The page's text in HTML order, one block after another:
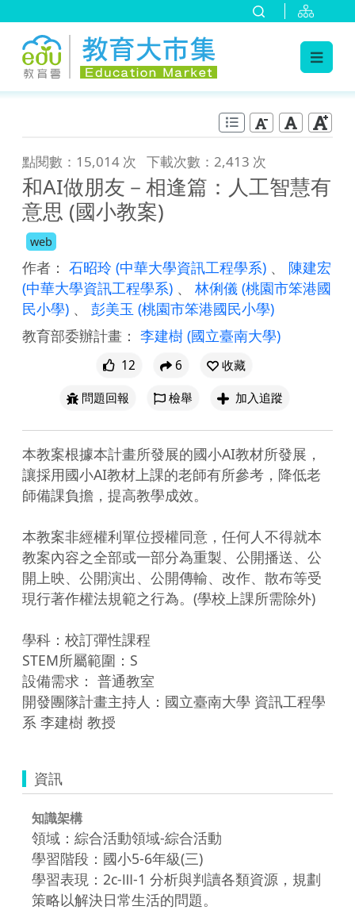
點閱數：15,014 次 下載次數：2,413 次
和AI做朋友－相逢篇：人工智慧有
意思 (國小教案)
web
作者： 石昭玲 (中華大學資訊工程學系) 、 陳建宏
(中華大學資訊工程學系) 、 林俐儀 (桃園市笨港國
民小學) 、 彭美玉 (桃園市笨港國民小學)
教育部委辦計畫： 李建樹 (國立臺南大學)
12 6
收藏
問題回報
檢舉 加入追蹤
本教案根據本計畫所發展的國小AI教材所發展，
讓採用國小AI教材上課的老師有所參考，降低老
師備課負擔，提高教學成效。
本教案非經權利單位授權同意，任何人不得就本
教案內容之全部或一部分為重製、公開播送、公
開上映、公開演出、公開傳輸、改作、散布等受
現行著作權法規範之行為。(學校上課所需除外)
學科：校訂彈性課程
STEM所屬範圍：S
設備需求： 普通教室
開發團隊計畫主持人：國立臺南大學 資訊工程學
系 李建樹 教授
資訊
知識架構
領域：綜合活動領域-綜合活動
學習階段：國小5-6年級(三)
學習表現：2c-Ⅲ-1 分析與判讀各類資源，規劃
策略以解決日常生活的問題。